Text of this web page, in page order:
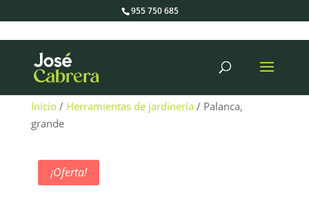
955 750 685
Inicio/ Herramientas de jardinería / Palanca,
grande
¡Oferta!